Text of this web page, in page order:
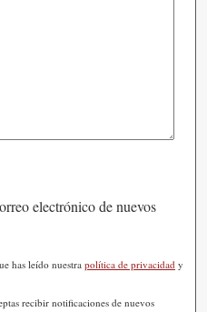
electrónico de nuevos
has leído nuestra política de privacidad y
recibir notificaciones de nuevos